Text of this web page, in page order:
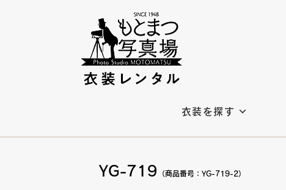
衣装を探す
YG-719 （商品番号：YG-719-2）